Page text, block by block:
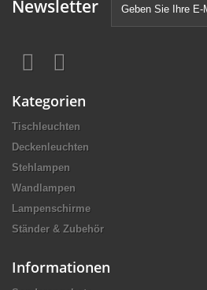
Newsletter
Kategorien
Tischleuchten
Deckenleuchten
Stehlampen
Wandlampen
Lampenschirme
Ständer & Zubehör
Informationen